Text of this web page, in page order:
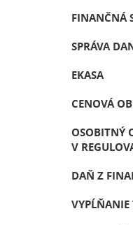
FINANČNÁ
SPRÁVA
EKASA
CENOVÁ
OSOBITNÝ
V
DAŇ Z
VYPĹŇANIE